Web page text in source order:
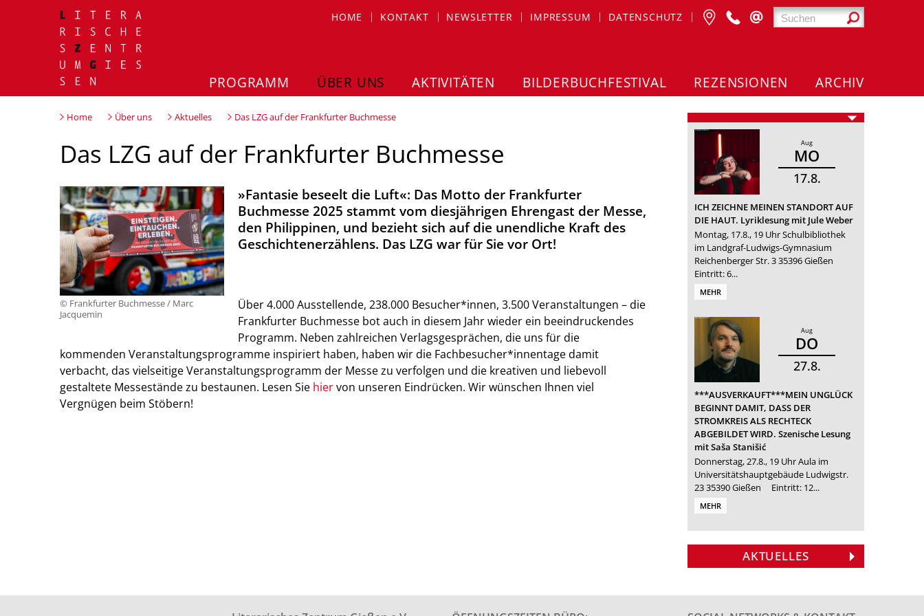
HOME KONTAKT NEWSLETTER IMPRESSUM DATENSCHUTZ
PROGRAMM ÜBER UNS AKTIVITÄTEN BILDERBUCHFESTIVAL REZENSIONEN ARCHIV
Home Über uns Aktuelles Das LZG auf der Frankfurter Buchmesse
Das LZG auf der Frankfurter Buchmesse
© Frankfurter Buchmesse / Marc
Jacquemin
»Fantasie beseelt die Luft«: Das Motto der Frankfurter
Buchmesse 2025 stammt vom diesjährigen Ehrengast der Messe,
den Philippinen, und bezieht sich auf die unendliche Kraft des
Geschichtenerzählens. Das LZG war für Sie vor Ort!
Über 4.000 Ausstellende, 238.000 Besucher*innen, 3.500 Veranstaltungen – die
Frankfurter Buchmesse bot auch in diesem Jahr wieder ein beeindruckendes
Programm. Neben zahlreichen Verlagsgesprächen, die uns für die
kommenden Veranstaltungsprogramme inspiriert haben, haben wir die Fachbesucher*innentage damit
verbacht, das vielseitige Veranstaltungsprogramm der Messe zu verfolgen und die kreativen und liebevoll
gestaltete Messestände zu bestaunen. Lesen Sie hiervon unseren Eindrücken. Wir wünschen Ihnen viel
Vergnügen beim Stöbern!
Aug
MO
17 8
ICH ZEICHNE MEINEN STANDORT AUF
DIE HAUT. Lyriklesung mit Jule Weber
Montag, 17.8., 19 Uhr Schulbibliothek
im Landgraf-Ludwigs-Gymnasium
Reichenberger Str. 3 35396 Gießen
Eintritt: 6...
MEHR
Aug
DO
27 8
***AUSVERKAUFT***MEIN UNGLÜCK
BEGINNT DAMIT, DASS DER
STROMKREIS ALS RECHTECK
ABGEBILDET WIRD. Szenische Lesung
mit Saša Stanišić
Donnerstag, 27.8., 19 Uhr Aula im
Universitätshauptgebäude Ludwigstr.
23 35390 Gießen Eintritt: 12...
MEHR
AKTUELLES
Literaturpreises 2026
Instituts für